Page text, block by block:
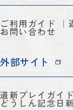
ご利用ガイド
お問い合わせ
外部サイト
道新プレイガイド
どうしん記念日